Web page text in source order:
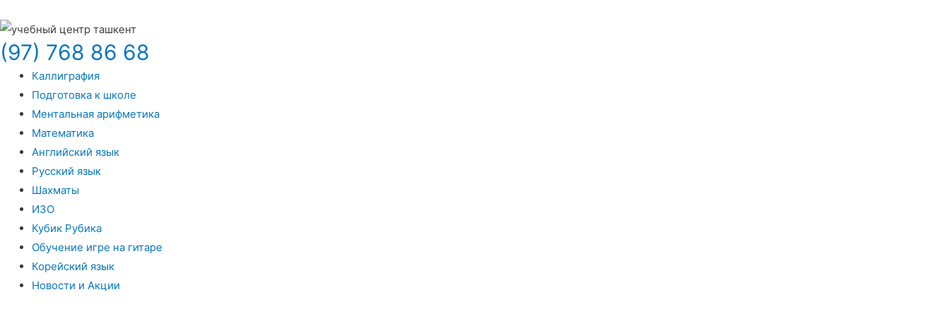
(97) 768 86 68
Каллиграфия
Подготовка к школе
Ментальная арифметика
Математика
Английский язык
Русский язык
Шахматы
ИЗО
Кубик Рубика
Обучение игре на гитаре
Корейский язык
Новости и Акции